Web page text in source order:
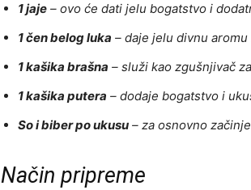
1 jaje – ovo će dati jelu bogatstvo i
1 čen belog luka – daje jelu divnu aromu
1 kašika brašna – služi kao zgušnjivač
1 kašika putera – dodaje bogatstvo i
So i biber po ukusu – za osnovno
Način pripreme